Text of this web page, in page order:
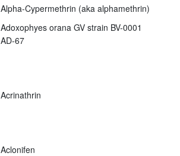
Alpha-Cypermethrin (aka alphamethrin)
Adoxophyes orana GV strain BV-0001
AD-67
Acrinathrin
Aclonifen